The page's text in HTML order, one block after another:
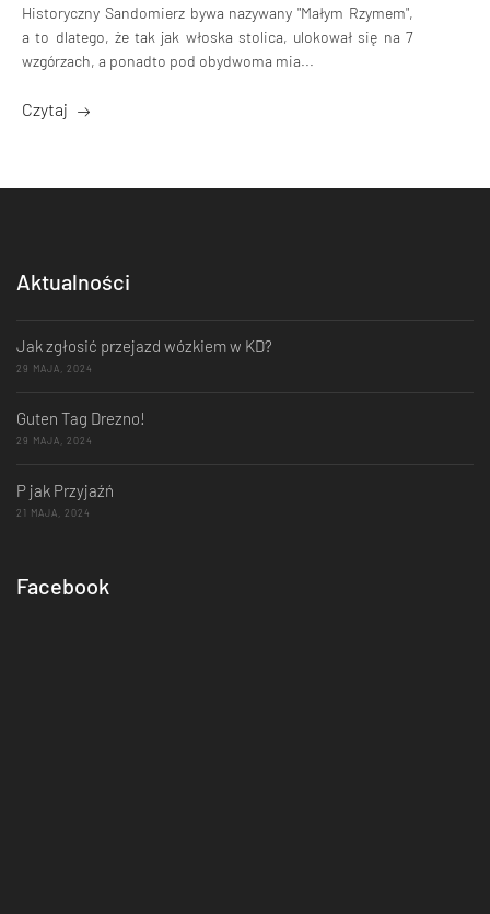
Historyczny Sandomierz bywa nazywany "Małym Rzymem",
a to dlatego, że tak jak włoska stolica, ulokował się na 7
wzgórzach, a ponadto pod obydwoma mia...
Czytaj
Aktualności
Jak zgłosić przejazd wózkiem w KD?
29 MAJA, 2024
Guten Tag Drezno!
29 MAJA, 2024
P jak Przyjaźń
21 MAJA, 2024
Facebook